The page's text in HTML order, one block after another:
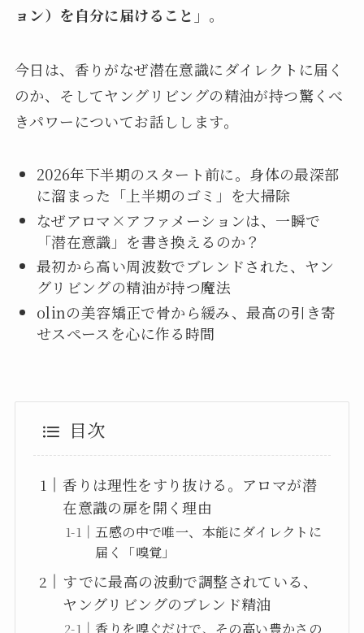
ョン）を自分に届けること」 。
今日は、香りがなぜ潜在意識にダイレクトに届く
のか、そしてヤングリビングの精油が持つ驚くべ
きパワーについてお話しします。
2026年下半期のスタート前に。身体の最深部
に溜まった「上半期のゴミ」を大掃除
なぜアロマ×アファメーションは、一瞬で
「潜在意識」を書き換えるのか？
最初から高い周波数でブレンドされた、ヤン
グリビングの精油が持つ魔法
olinの美容矯正で骨から緩み、最高の引き寄
せスペースを心に作る時間
目次
香りは理性をすり抜ける。アロマが潜
在意識の扉を開く理由
五感の中で唯一、本能にダイレクトに
届く「嗅覚」
すでに最高の波動で調整されている、
ヤングリビングのブレンド精油
香りを嗅ぐだけで、その高い豊かさの